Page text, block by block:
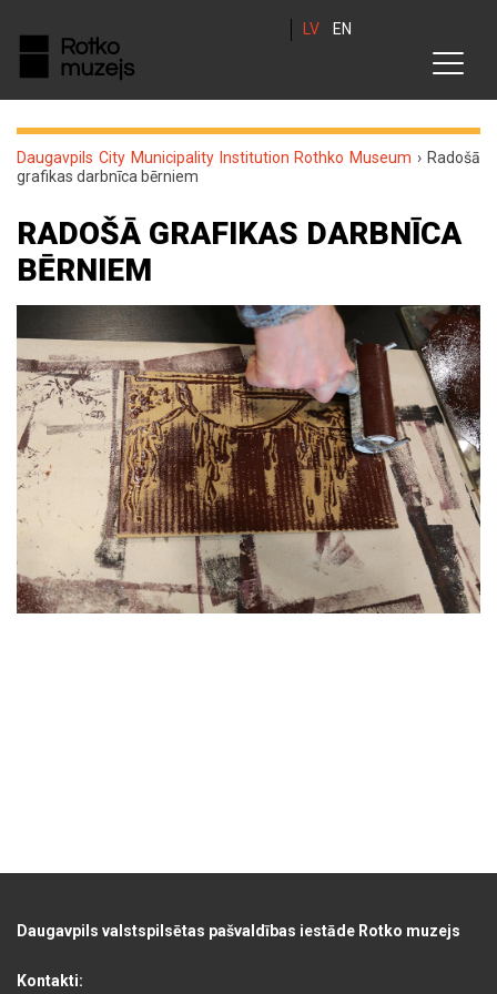
LV EN
Daugavpils City Municipality Institution Rothko Museum › Radošā
grafikas darbnīca bērniem
RADOŠĀ GRAFIKAS DARBNĪCA
BĒRNIEM
Daugavpils valstspilsētas pašvaldības iestāde Rotko muzejs
Kontakti: